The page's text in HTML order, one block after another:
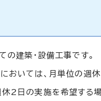
の建築・設備工事です。
おいては、月単位の週
2日の実施を希望する